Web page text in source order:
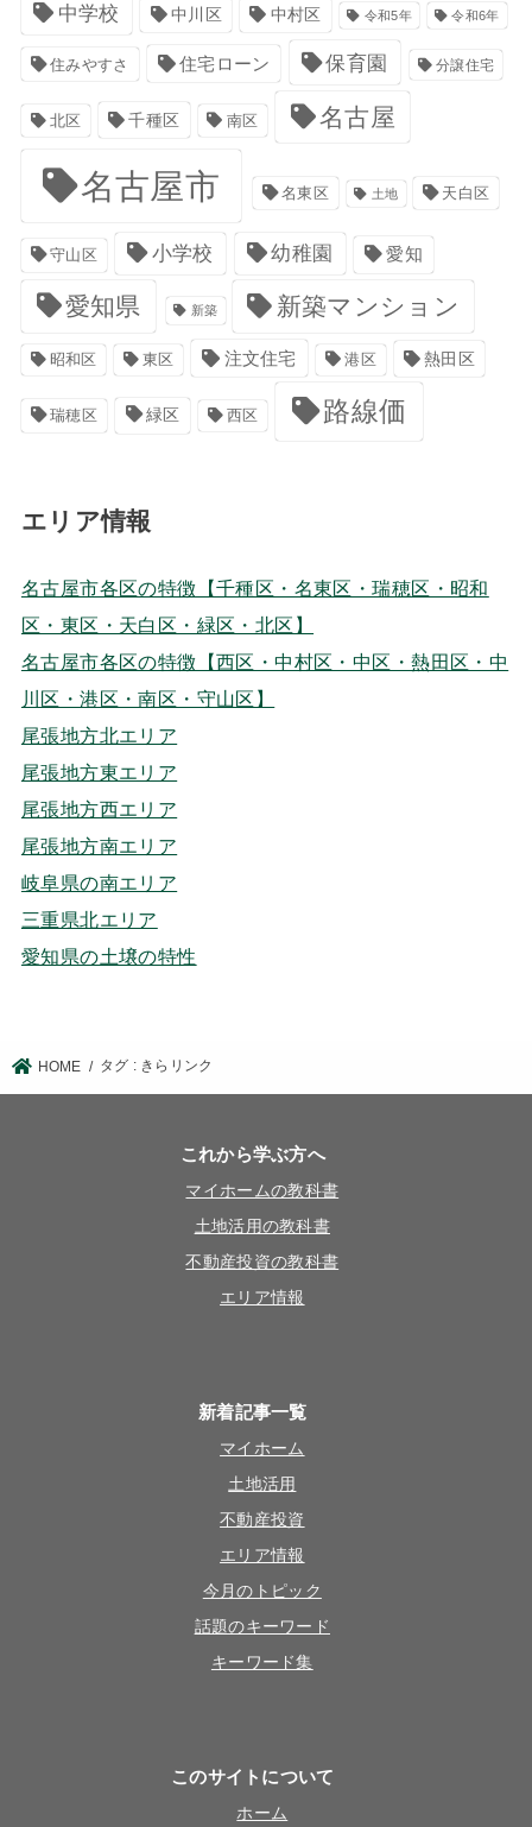
中学校 中川区 中村区 令和5年 令和6年
住みやすさ 住宅ローン 保育園 分譲住宅
北区 千種区 南区 名古屋
名古屋市 名東区 土地 天白区
守山区 小学校 幼稚園 愛知
愛知県 新築 新築マンション
昭和区 東区 注文住宅 港区 熱田区
瑞穂区 緑区 西区 路線価
エリア情報
名古屋市各区の特徴【千種区・名東区・瑞穂区・昭和
区・東区・天白区・緑区・北区】
名古屋市各区の特徴【西区・中村区・中区・熱田区・中
川区・港区・南区・守山区】
尾張地方北エリア
尾張地方東エリア
尾張地方西エリア
尾張地方南エリア
岐阜県の南エリア
三重県北エリア
愛知県の土壌の特性
HOME タグ : きらリンク
これから学ぶ方へ
マイホームの教科書
土地活用の教科書
不動産投資の教科書
エリア情報
新着記事一覧
マイホーム
土地活用
不動産投資
エリア情報
今月のトピック
話題のキーワード
キーワード集
このサイトについて
ホーム